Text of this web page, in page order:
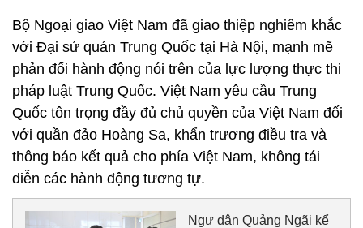
Bộ Ngoại giao Việt Nam đã giao thiệp nghiêm khắc
với Đại sứ quán Trung Quốc tại Hà Nội, mạnh mẽ
phản đối hành động nói trên của lực lượng thực thi
pháp luật Trung Quốc. Việt Nam yêu cầu Trung
Quốc tôn trọng đầy đủ chủ quyền của Việt Nam đối
với quần đảo Hoàng Sa, khẩn trương điều tra và
thông báo kết quả cho phía Việt Nam, không tái
diễn các hành động tương tự.
Ngư dân Quảng Ngãi kể